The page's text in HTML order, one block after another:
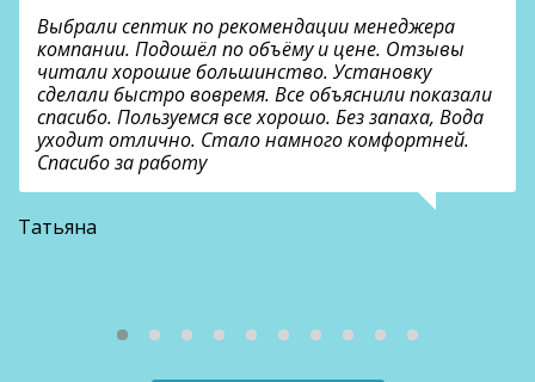
Выбрали септик по рекомендации менеджера
компании. Подошёл по объёму и цене. Отзывы
читали хорошие большинство. Установку
сделали быстро вовремя. Все объяснили показали
спасибо. Пользуемся все хорошо. Без запаха, Вода
уходит отлично. Стало намного комфортней.
Спасибо за работу
Татьяна